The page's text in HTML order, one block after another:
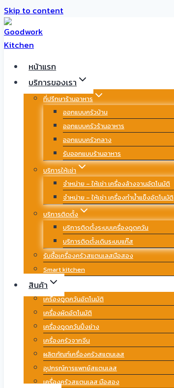
Skip to content
หน้าแรก
บริการของเรา
ที่ปรึกษาร้านอาหาร
ออกแบบครัวบ้าน
ออกแบบครัวร้านอาหาร
ออกแบบครัวกลาง
รับออกแบบร้านอาหาร
บริการให้เช่า
จำหน่าย – ให้เช่า เครื่องล้างจานอัตโนมัติ
จำหน่าย – ให้เช่า เครื่องทำน้ำแข็งอัตโนมัติ
บริการติดตั้ง
บริการติดตั้งระบบเครื่องดูดควัน
บริการติดตั้งเดินระบบแก๊ส
รับซื้อเครื่องครัวสแตนเลสมือสอง
Smart kitchen
สินค้า
เครื่องดูดควันอัตโนมัติ
เครื่องผัดอัตโนมัติ
เครื่องดูดควันปิ้งย่าง
เครื่องครัวจากจีน
ผลิตภัณฑ์เครื่องครัวสแตนเลส
อุปกรณ์การแพทย์สแตนเลส
เครื่องครัวสแตนเลส มือสอง